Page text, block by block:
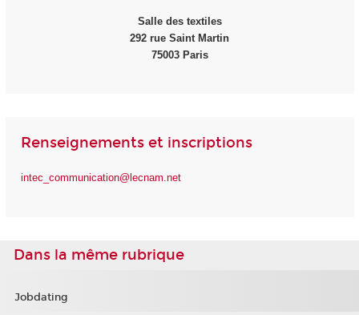
Salle des textiles
292 rue Saint Martin
75003 Paris
Renseignements et inscriptions
intec_communication@lecnam.net
Dans la même rubrique
Jobdating